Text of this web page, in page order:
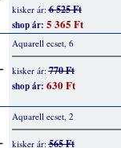
kisker ár:6 525 Ft
shop ár: 5 365 Ft
Aquarell ecset, 6
kisker ár:770 Ft
shop ár: 630 Ft
Aquarell ecset, 2
kisker ár:565 Ft